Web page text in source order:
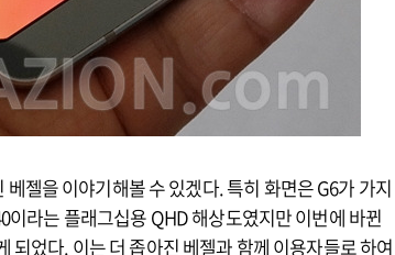
젤을 이야기해볼 수 있겠다. 특히 화면은 G6가 가지
라는 플래그십용 QHD 해상도였지만 이번에 바뀐
되었다. 이는 더 좁아진 베젤과 함께 이용자들로 하여